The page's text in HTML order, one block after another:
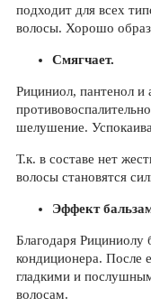
подходит для всех
волосы. Хорошо
Смягчает.
Рициниол, пантенол и
шелушение.
Т.к. в составе нет
волосы становятся
Эффект
Благодаря Рициниолу
кондиционера. После
гладкими и
волосам.